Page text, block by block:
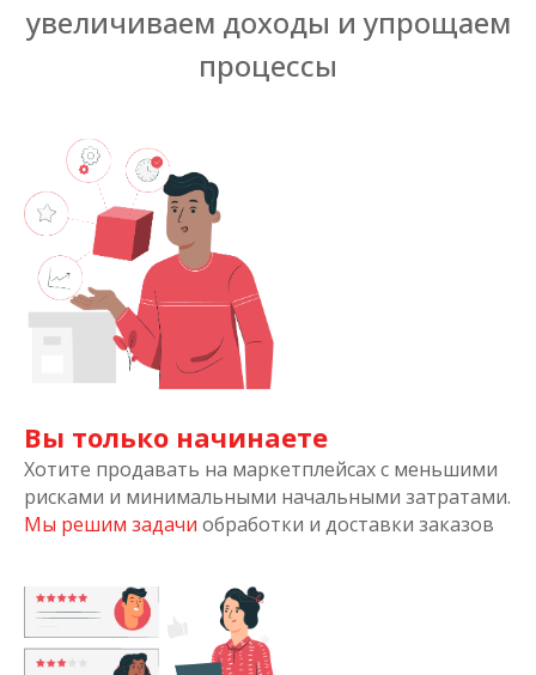
увеличиваем доходы и упрощаем
процессы
Вы только начинаете
Хотите продавать на маркетплейсах с меньшими
рисками и минимальными начальными затратами.
Мы решим задачи обработки и доставки заказов